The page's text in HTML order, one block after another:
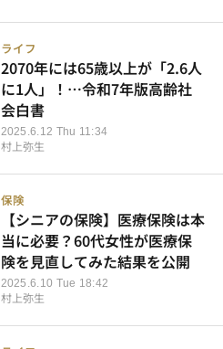
ライフ
2025.6.12 Thu 11:34
2070年には65歳以上が「2.6人
に1人」！…令和7年版高齢社
会白書
村上弥生
保険
2025.6.10 Tue 18:42
【シニアの保険】医療保険は本
当に必要？60代女性が医療保
険を見直してみた結果を公開
村上弥生